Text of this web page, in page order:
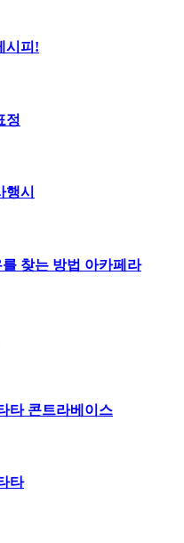
시피!
정
시
찾는 방법 아카페라
타 콘트라베이스
타